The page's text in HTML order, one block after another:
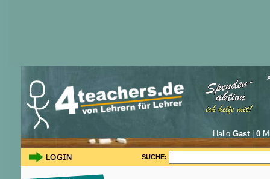
Hallo Gast| 0
SUCHE: